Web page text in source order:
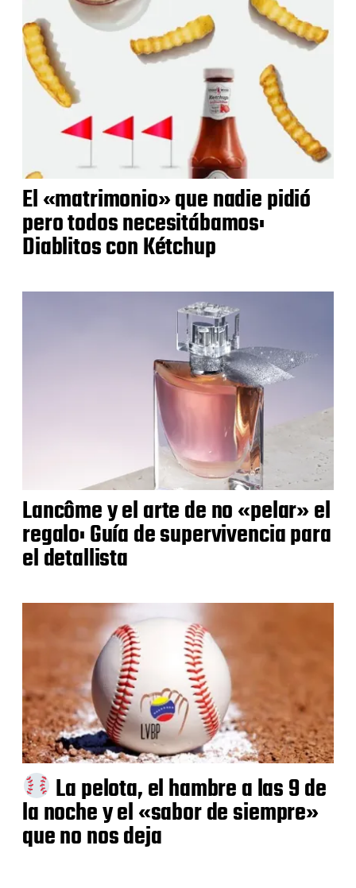
El «matrimonio» que nadie pidió
pero todos necesitábamos:
Diablitos con Kétchup
Lancôme y el arte de no «pelar» el
regalo: Guía de supervivencia para
el detallista
La pelota, el hambre a las 9 de
la noche y el «sabor de siempre»
que no nos deja